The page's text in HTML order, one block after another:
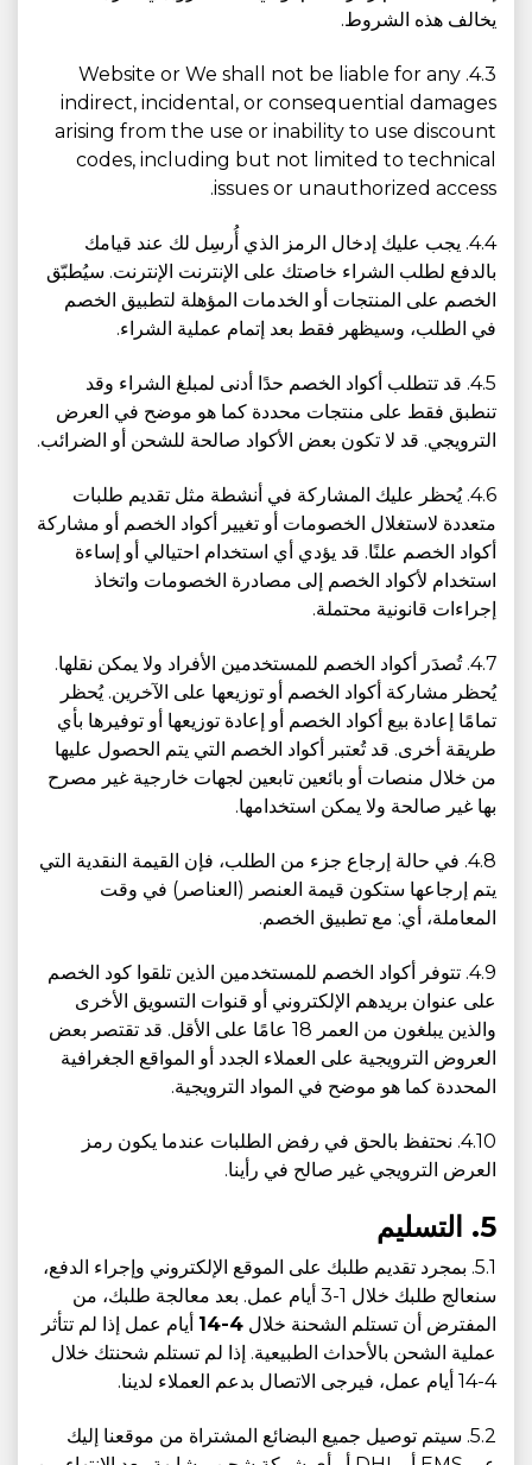
يخالف هذه الشروط.
4.3. Website or We shall not be liable for any
indirect, incidental, or consequential damages
arising from the use or inability to use discount
codes, including but not limited to technical
issues or unauthorized access.
4.4. يجب عليك إدخال الرمز الذي أُرسِل لك عند قيامك
بالدفع لطلب الشراء خاصتك على الإنترنت الإنترنت. سيُطبّق
الخصم على المنتجات أو الخدمات المؤهلة لتطبيق الخصم
في الطلب، وسيظهر فقط بعد إتمام عملية الشراء.
4.5. قد تتطلب أكواد الخصم حدًا أدنى لمبلغ الشراء وقد
تنطبق فقط على منتجات محددة كما هو موضح في العرض
الترويجي. قد لا تكون بعض الأكواد صالحة للشحن أو الضرائب.
4.6. يُحظر عليك المشاركة في أنشطة مثل تقديم طلبات
متعددة لاستغلال الخصومات أو تغيير أكواد الخصم أو مشاركة
أكواد الخصم علنًا. قد يؤدي أي استخدام احتيالي أو إساءة
استخدام لأكواد الخصم إلى مصادرة الخصومات واتخاذ
إجراءات قانونية محتملة.
4.7. تُصدَر أكواد الخصم للمستخدمين الأفراد ولا يمكن نقلها.
يُحظر مشاركة أكواد الخصم أو توزيعها على الآخرين. يُحظر
تمامًا إعادة بيع أكواد الخصم أو إعادة توزيعها أو توفيرها بأي
طريقة أخرى. قد تُعتبر أكواد الخصم التي يتم الحصول عليها
من خلال منصات أو بائعين تابعين لجهات خارجية غير مصرح
بها غير صالحة ولا يمكن استخدامها.
4.8. في حالة إرجاع جزء من الطلب، فإن القيمة النقدية التي
يتم إرجاعها ستكون قيمة العنصر (العناصر) في وقت
المعاملة، أي: مع تطبيق الخصم.
4.9. تتوفر أكواد الخصم للمستخدمين الذين تلقوا كود الخصم
على عنوان بريدهم الإلكتروني أو قنوات التسويق الأخرى
والذين يبلغون من العمر 18 عامًا على الأقل. قد تقتصر بعض
العروض الترويجية على العملاء الجدد أو المواقع الجغرافية
المحددة كما هو موضح في المواد الترويجية.
4.10. نحتفظ بالحق في رفض الطلبات عندما يكون رمز
العرض الترويجي غير صالح في رأينا.
5. التسليم
5.1. بمجرد تقديم طلبك على الموقع الإلكتروني وإجراء الدفع،
سنعالج طلبك خلال 1-3 أيام عمل. بعد معالجة طلبك، من
المفترض أن تستلم الشحنة خلال 4-14
أيام عمل إذا لم تتأثر
عملية الشحن بالأحداث الطبيعية. إذا لم تستلم شحنتك خلال
4-14 أيام عمل، فيرجى الاتصال بدعم العملاء لدينا.
5.2. سيتم توصيل جميع البضائع المشتراة من موقعنا إليك